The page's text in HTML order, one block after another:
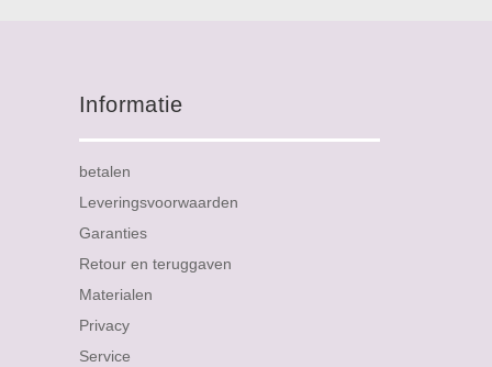
Informatie
betalen
Leveringsvoorwaarden
Garanties
Retour en teruggaven
Materialen
Privacy
Service